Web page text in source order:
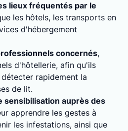
lieux fréquentés par le
les hôtels, les transports en
d'hébergement
concernés,
d'hôtellerie, afin qu'ils
rapidement la
de lit.
sensibilisation auprès des
apprendre les gestes à
les infestations, ainsi que